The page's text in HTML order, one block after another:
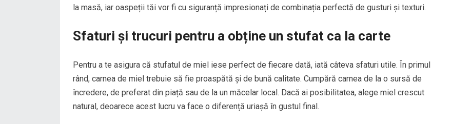
la masă, iar oaspeții tăi vor fi cu siguranță impresionați de combinația perfectă de gusturi și texturi.
Sfaturi și trucuri pentru a obține un stufat ca la carte
Pentru a te asigura că stufatul de miel iese perfect de fiecare dată, iată câteva sfaturi utile. În primul
rând, carnea de miel trebuie să fie proaspătă și de bună calitate. Cumpără carnea de la o sursă de
încredere, de preferat din piață sau de la un măcelar local. Dacă ai posibilitatea, alege miel crescut
natural, deoarece acest lucru va face o diferență uriașă în gustul final.